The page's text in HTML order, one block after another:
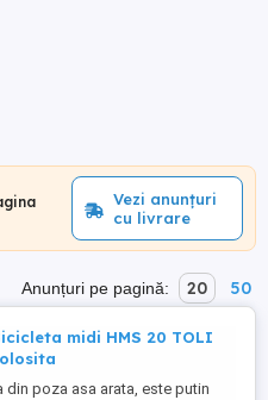
Vezi anunțuri
cu livrare
Anunțuri pe pagină: 20 50
midi HMS 20 TOLI
din poza asa arata, este putin